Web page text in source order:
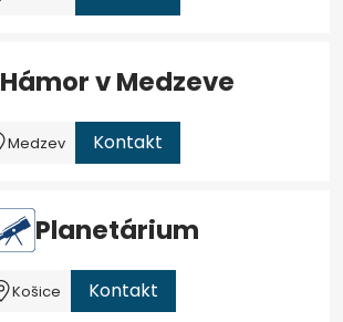
Hámor v Medzeve
Medzev Kontakt
Planetárium
Košice Kontakt